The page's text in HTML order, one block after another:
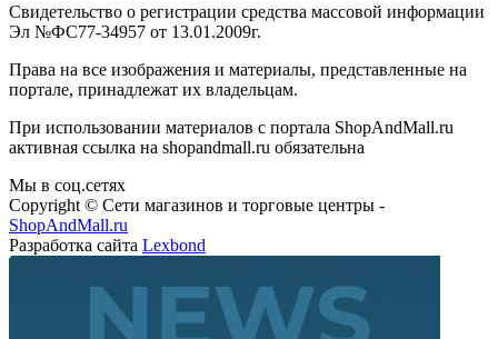
Свидетельство о регистрации средства массовой информации
Эл №ФС77-34957 от 13.01.2009г.
Права на все изображения и материалы, представленные на
портале, принадлежат их владельцам.
При использовании материалов с портала ShopAndMall.ru
активная ссылка на shopandmall.ru обязательна
Мы в соц.сетях
Copyright © Сети магазинов и торговые центры -
ShopAndMall.ru
Разработка сайта Lexbond